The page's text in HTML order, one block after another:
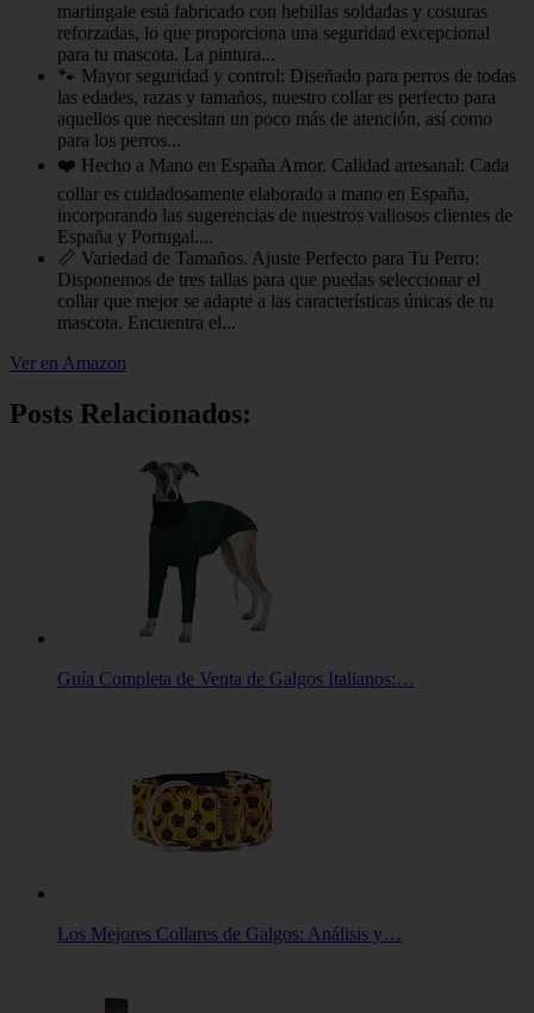
martingale está fabricado con hebillas soldadas y costuras
reforzadas, lo que proporciona una seguridad excepcional
para tu mascota. La pintura...
🐾 Mayor seguridad y control: Diseñado para perros de todas
las edades, razas y tamaños, nuestro collar es perfecto para
aquellos que necesitan un poco más de atención, así como
para los perros...
❤️ Hecho a Mano en España Amor. Calidad artesanal: Cada
collar es cuidadosamente elaborado a mano en España,
incorporando las sugerencias de nuestros valiosos clientes de
España y Portugal....
📏 Variedad de Tamaños. Ajuste Perfecto para Tu Perro:
Disponemos de tres tallas para que puedas seleccionar el
collar que mejor se adapte a las características únicas de tu
mascota. Encuentra el...
Ver en Amazon
Posts Relacionados:
Guía Completa de Venta de Galgos Italianos:…
Los Mejores Collares de Galgos: Análisis y…